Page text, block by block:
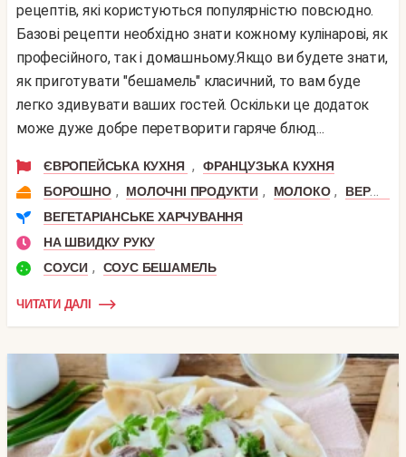
рецептів, які користуються популярністю повсюдно.
Базові рецепти необхідно знати кожному кулінарові, як
професійного, так і домашньому.Якщо ви будете знати,
як приготувати "бешамель" класичний, то вам буде
легко здивувати ваших гостей. Оскільки це додаток
може дуже добре перетворити гаряче блюд...
ЄВРОПЕЙСЬКА КУХНЯ ,
ФРАНЦУЗЬКА КУХНЯ
БОРОШНО , МОЛОЧНІ ПРОДУКТИ , МОЛОКО ,
ВЕРШКОВЕ МАСЛО
ВЕГЕТАРІАНСЬКЕ ХАРЧУВАННЯ
НА ШВИДКУ РУКУ
СОУСИ , СОУС БЕШАМЕЛЬ
ЧИТАТИ ДАЛІ